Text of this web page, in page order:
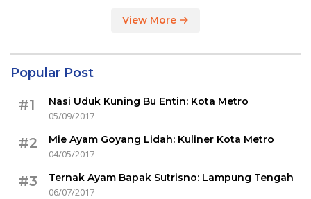
View More
Popular Post
#1
Nasi Uduk Kuning Bu Entin: Kota Metro
05/09/2017
#2
Mie Ayam Goyang Lidah: Kuliner Kota Metro
04/05/2017
#3
Ternak Ayam Bapak Sutrisno: Lampung Tengah
06/07/2017